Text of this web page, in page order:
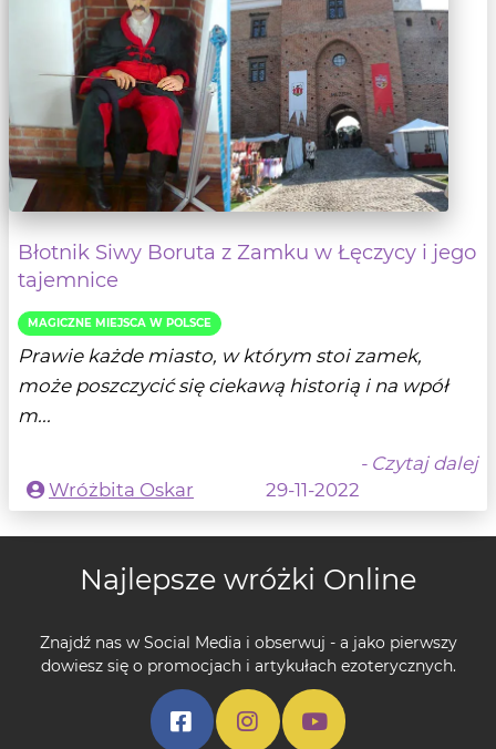
Błotnik Siwy Boruta z Zamku w Łęczycy i jego
tajemnice
MAGICZNE MIEJSCA W POLSCE
Prawie każde miasto, w którym stoi zamek,
może poszczycić się ciekawą historią i na wpół
m...
- Czytaj dalej
Wróżbita Oskar
29-11-2022
Najlepsze wróżki Online
Znajdź nas w Social Media i obserwuj - a jako pierwszy
dowiesz się o promocjach i artykułach ezoterycznych.